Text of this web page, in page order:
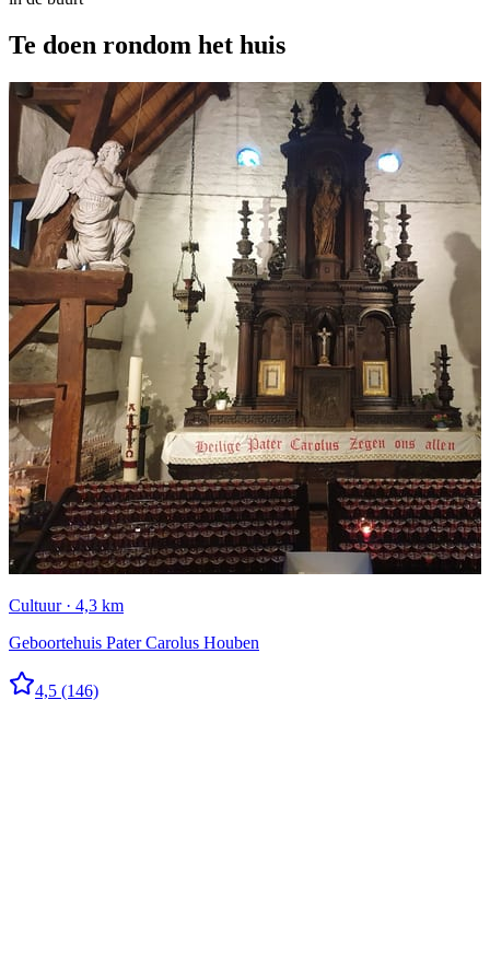
Te doen rondom het huis
Cultuur · 4,3 km
Geboortehuis Pater Carolus Houben
4,5 (146)